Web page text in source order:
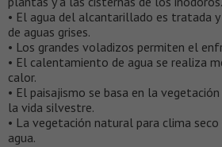
• El agua del alcantarillado es tratada
de aguas grises.
• Los grandes voladizos permiten el
• El calentamiento de agua se realiza
calor.
• El paisajismo se basa en la
la vida silvestre.
• La vegetación natural para clima
agua.